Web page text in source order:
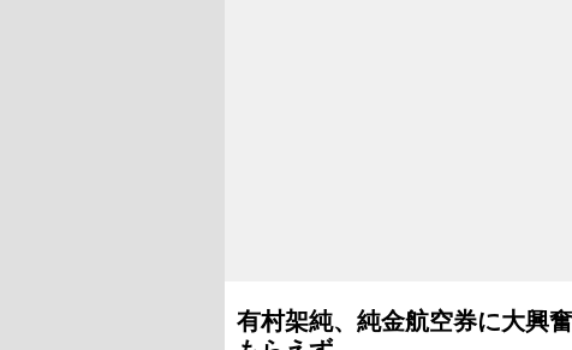
有村架純、純金航空券に大興